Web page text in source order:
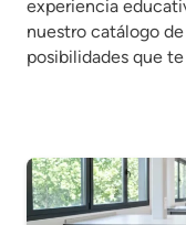
experiencia
nuestro catálogo
posibilidades que